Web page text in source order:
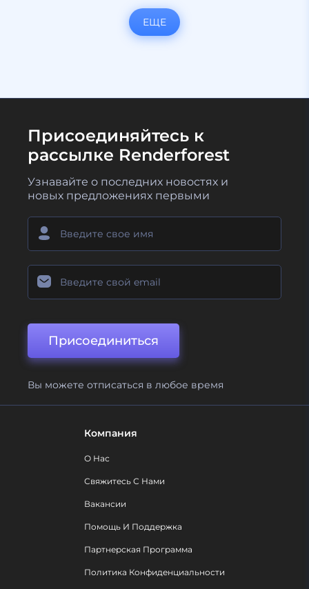
ЕЩЕ
Присоединяйтесь к
рассылке Renderforest
Узнавайте о последних новостях и
новых предложениях первыми
Присоединиться
Вы можете отписаться в любое время
Компания
О Нас
Свяжитесь С Нами
Вакансии
Помощь И Поддержка
Партнерская Программа
Политика Конфиденциальности